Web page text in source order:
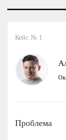
Кейс № 1
Проблема